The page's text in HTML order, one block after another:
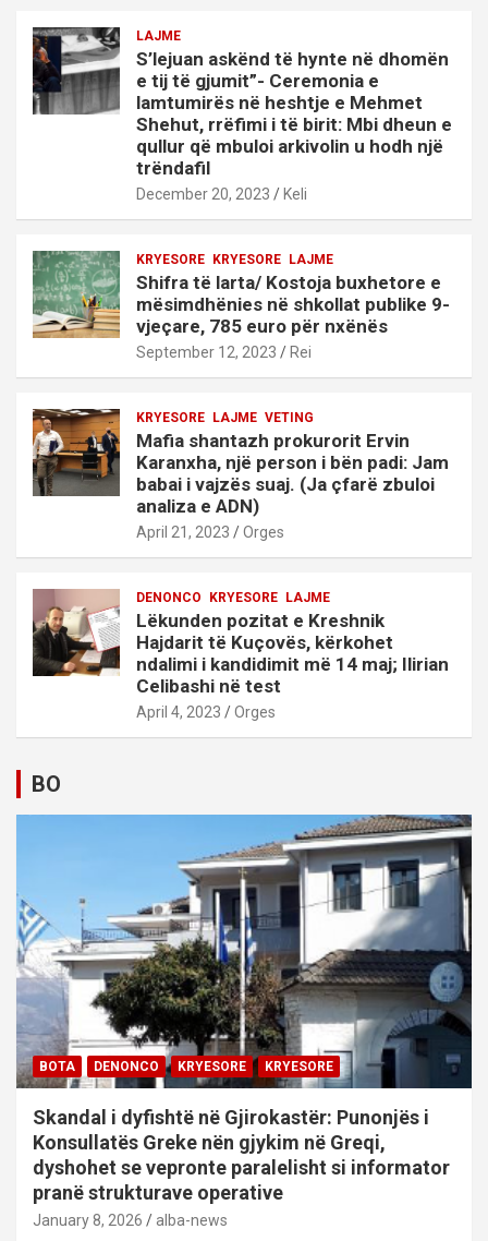
LAJME
S’lejuan askënd të hynte në dhomën
e tij të gjumit”- Ceremonia e
lamtumirës në heshtje e Mehmet
Shehut, rrëfimi i të birit: Mbi dheun e
qullur që mbuloi arkivolin u hodh një
trëndafil
December 20, 2023 Keli
KRYESORE KRYESORE LAJME
Shifra të larta/ Kostoja buxhetore e
mësimdhënies në shkollat publike 9-
vjeçare, 785 euro për nxënës
September 12, 2023 Rei
KRYESORE LAJME VETING
Mafia shantazh prokurorit Ervin
Karanxha, një person i bën padi: Jam
babai i vajzës suaj. (Ja çfarë zbuloi
analiza e ADN)
April 21, 2023 Orges
DENONCO KRYESORE LAJME
Lëkunden pozitat e Kreshnik
Hajdarit të Kuçovës, kërkohet
ndalimi i kandidimit më 14 maj; Ilirian
Celibashi në test
April 4, 2023 Orges
BO
BOTA DENONCO KRYESORE KRYESORE
Skandal i dyfishtë në Gjirokastër: Punonjës i
Konsullatës Greke nën gjykim në Greqi,
dyshohet se vepronte paralelisht si informator
pranë strukturave operative
January 8, 2026 alba-news